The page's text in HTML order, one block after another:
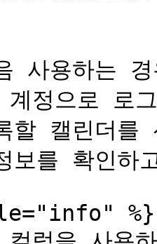
사용하는
계정으로 로
할 캘린더를
보를 확인하
%}